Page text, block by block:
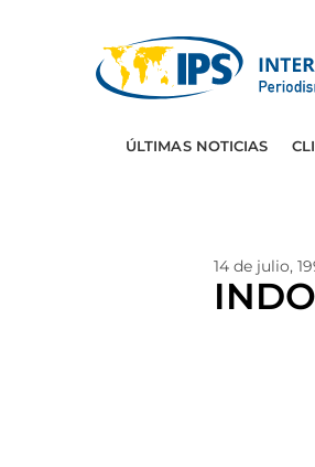
ÚLTIMAS NOTICIAS
14 de julio,